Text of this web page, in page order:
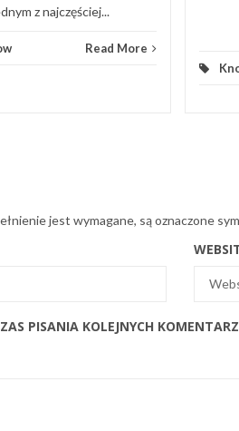
z najczęściej...
Read More
jest wymagane, są oznaczone
PISANIA KOLEJNYCH